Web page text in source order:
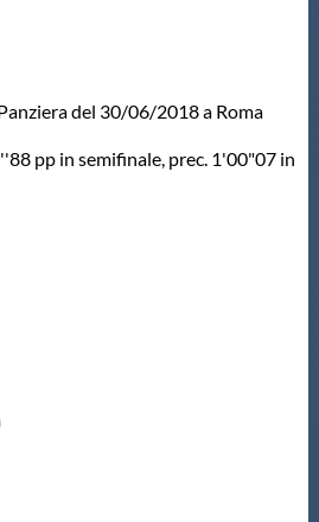
del 30/06/2018 a Roma
pp in semifinale, prec. 1'00"07 in